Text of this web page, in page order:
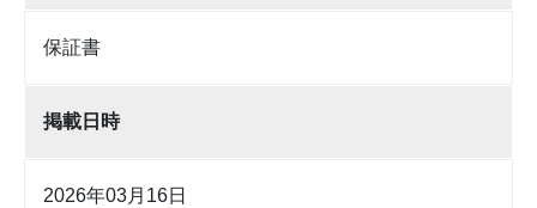
保証書
掲載日時
2026年03月16日